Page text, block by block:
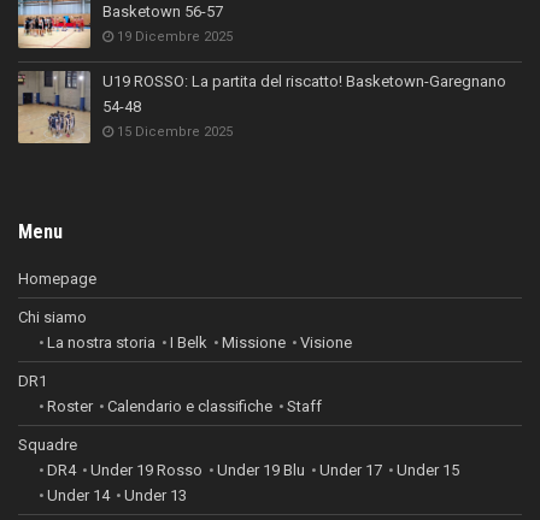
Basketown 56-57
19 Dicembre 2025
U19 ROSSO: La partita del riscatto! Basketown-Garegnano
54-48
15 Dicembre 2025
Menu
Homepage
Chi siamo
La nostra storia
I Belk Missione Visione
DR1
Roster
Calendario e classifiche Staff
Squadre
DR4
Under 19 Rosso Under 19 Blu Under 17
Under 15
Under 14
Under 13